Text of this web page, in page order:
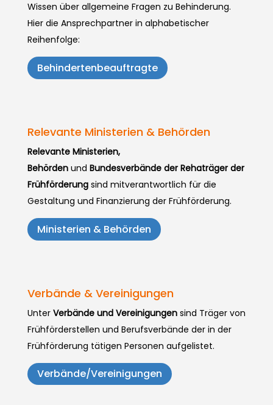
Wissen über allgemeine Fragen zu Behinderung.
Hier die Ansprechpartner in alphabetischer
Reihenfolge:
Behindertenbeauftragte
Relevante Ministerien & Behörden
Relevante Ministerien,
Behörden und Bundesverbände der Rehaträger der
Frühförderung sind mitverantwortlich für die
Gestaltung und Finanzierung der Frühförderung.
Ministerien & Behörden
Verbände & Vereinigungen
Unter Verbände und Vereinigungensind Träger von
Frühförderstellen und Berufsverbände der in der
Frühförderung tätigen Personen aufgelistet.
Verbände/Vereinigungen